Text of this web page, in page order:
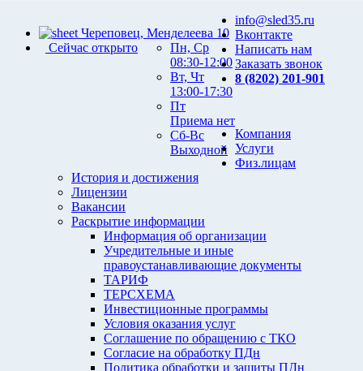
Череповец, Менделеева 10
Сейчас открыто
Пн, Ср
08:30-12:00
Вт, Чт
13:00-17:30
Пт
Приема нет
Сб-Вс
Выходной
info@sled35.ru
Вконтакте
Написать нам
Заказать звонок
8 (8202) 201-901
Компания
История и достижения
Лицензии
Вакансии
Раскрытие информации
Информация об организации
Учредительные и иные
правоустанавливающие документы
ТАРИФ
ТЕРСХЕМА
Инвестиционные программы
Условия оказания услуг
Соглашение по обращению с ТКО
Согласие на обработку ПДн
Политика обработки и защиты ПДн
Услуги
Физ.лицам